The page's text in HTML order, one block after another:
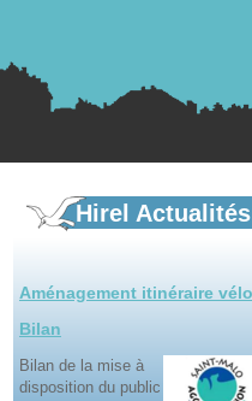
Hirel Actualités
Horaires d'été mairie
Plages d'ouvertures
disposition du public
du projet